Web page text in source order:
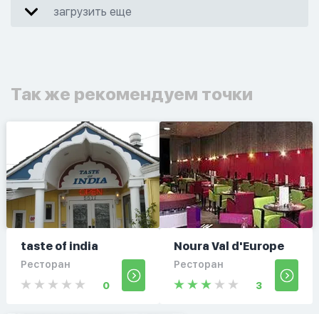
загрузить еще
Так же рекомендуем точки
taste of india
Ресторан
0
Noura Val d'Europe
Ресторан
3